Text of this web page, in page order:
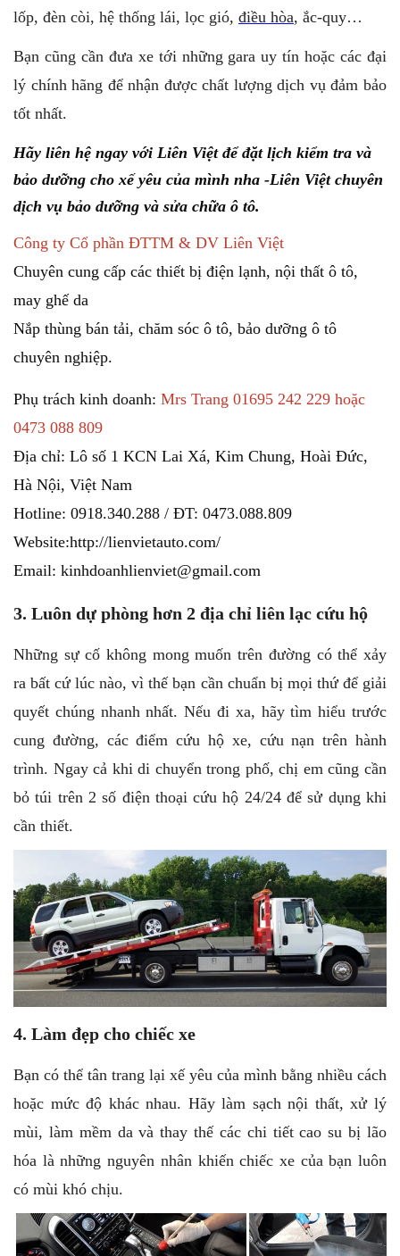
lốp, đèn còi, hệ thống lái, lọc gió, điều hòa, ắc-quy…
Bạn cũng cần đưa xe tới những gara uy tín hoặc các đại
lý chính hãng để nhận được chất lượng dịch vụ đảm bảo
tốt nhất.
Hãy liên hệ ngay với Liên Việt để đặt lịch kiểm tra và
bảo dưỡng cho xế yêu của mình nha -Liên Việt chuyên
dịch vụ bảo dưỡng và sửa chữa ô tô.
Công ty Cổ phần ĐTTM & DV Liên Việt
Chuyên cung cấp các thiết bị điện lạnh, nội thất ô tô,
may ghế da
Nắp thùng bán tải, chăm sóc ô tô, bảo dưỡng ô tô
chuyên nghiệp.
Phụ trách kinh doanh: Mrs Trang 01695 242 229 hoặc
0473 088 809
Địa chỉ: Lô số 1 KCN Lai Xá, Kim Chung, Hoài Đức,
Hà Nội, Việt Nam
Hotline: 0918.340.288 / ĐT: 0473.088.809
Website:http://lienvietauto.com/
Email: kinhdoanhlienviet@gmail.com
3. Luôn dự phòng hơn 2 địa chỉ liên lạc cứu hộ
Những sự cố không mong muốn trên đường có thể xảy
ra bất cứ lúc nào, vì thế bạn cần chuẩn bị mọi thứ để giải
quyết chúng nhanh nhất. Nếu đi xa, hãy tìm hiểu trước
cung đường, các điểm cứu hộ xe, cứu nạn trên hành
trình. Ngay cả khi di chuyển trong phố, chị em cũng cần
bỏ túi trên 2 số điện thoại cứu hộ 24/24 để sử dụng khi
cần thiết.
4. Làm đẹp cho chiếc xe
Bạn có thể tân trang lại xế yêu của mình bằng nhiều cách
hoặc mức độ khác nhau. Hãy làm sạch nội thất, xử lý
mùi, làm mềm da và thay thế các chi tiết cao su bị lão
hóa là những nguyên nhân khiến chiếc xe của bạn luôn
có mùi khó chịu.